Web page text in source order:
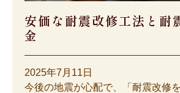
安価な耐震改修工法と耐
金
2025年7月11日
今後の地震が心配で、「耐震改修